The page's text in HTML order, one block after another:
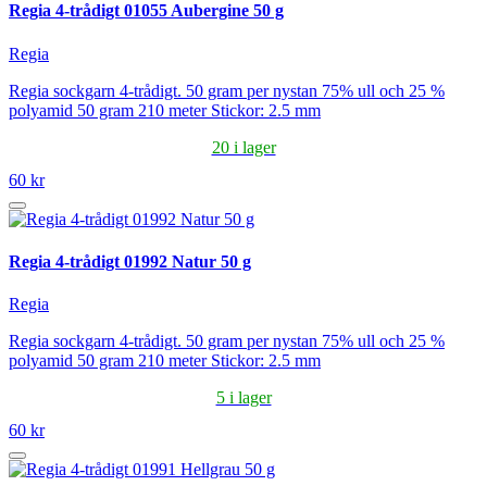
Regia 4-trådigt 01055 Aubergine 50 g
Regia
Regia sockgarn 4-trådigt. 50 gram per nystan 75% ull och 25 %
polyamid 50 gram 210 meter Stickor: 2.5 mm
20 i lager
60 kr
Regia 4-trådigt 01992 Natur 50 g
Regia
Regia sockgarn 4-trådigt. 50 gram per nystan 75% ull och 25 %
polyamid 50 gram 210 meter Stickor: 2.5 mm
5 i lager
60 kr